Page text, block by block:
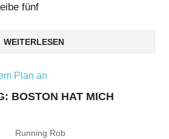
fünf
WEITERLESEN
BOSTON HAT MICH
Running Rob